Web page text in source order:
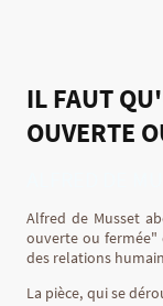
IL FAUT
OUVERTE
Alfred de Musset
ouverte ou fermée"
des relations
La pièce, qui se